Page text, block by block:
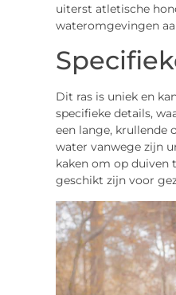
uiterst atletische
wateromgevingen
Dit ras is uniek en
specifieke details,
een lange, krullende
water vanwege zijn
kaken om op duiven
geschikt zijn voor